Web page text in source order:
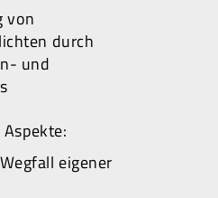
von
durch
und
eigener